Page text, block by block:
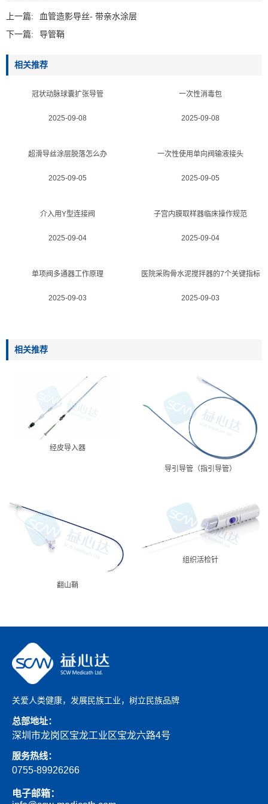
上一篇:
血管造影导丝- 带亲水涂层
下一篇:
导管鞘
相关推荐
冠状动脉球囊扩张导管
2025-09-08
一次性消毒包
2025-09-08
超滑导丝涂层脱落怎么办
2025-09-05
一次性使用单向阀输液接头
2025-09-05
介入用Y型连接阀
2025-09-04
子宫内膜取样器临床操作规范
2025-09-04
单项阀多通器工作原理
2025-09-03
医院采购骨水泥搅拌器的7个关键指标
2025-09-03
相关推荐
经皮导入器
导引导管（指引导管）
翻山鞘
组织活检针
关爱人类健康，发展民族工业，树立民族品牌
总部地址：
深圳市龙岗区宝龙工业区宝龙六路4号
服务热线：
0755-89926266
电子邮箱：